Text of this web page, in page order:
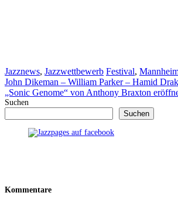
Kategorien
Jazznews, Jazzwettbewerb Schlagwörter
Festival,
John Dikeman – William Parker – Hamid
„Sonic Genome“ von Anthony Braxton
Suchen
Suchen
Kommentare